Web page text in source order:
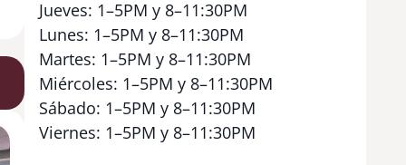
Jueves: 1–5PM y 8–11:30PM
Lunes: 1–5PM y 8–11:30PM
Martes: 1–5PM y 8–11:30PM
Miércoles: 1–5PM y 8–11:30PM
Sábado: 1–5PM y 8–11:30PM
Viernes: 1–5PM y 8–11:30PM